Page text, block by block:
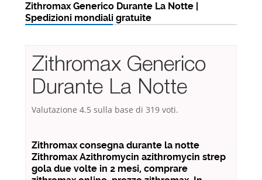
Zithromax Generico Durante La Notte |
Spedizioni mondiali gratuite
Zithromax Generico
Durante La Notte
Valutazione 4.5 sulla base di 319 voti.
Zithromax consegna durante la notte
Zithromax Azithromycin azithromycin strep
gola due volte in 2 mesi, comprare